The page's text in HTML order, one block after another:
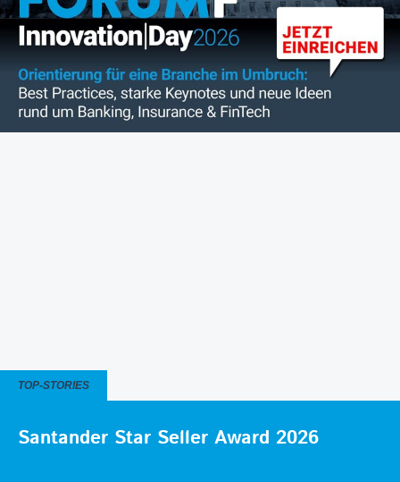
TOP-STORIES
Santander Star Seller Award 2026